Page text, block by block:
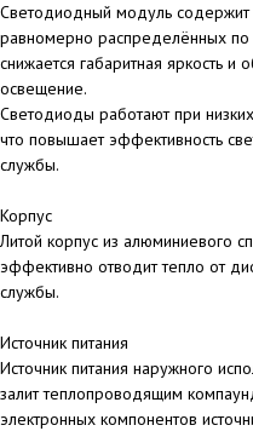
Светодиодный модуль содержит
равномерно распределённых по
снижается габаритная яркость и
освещение.
Светодиоды работают при
что повышает эффективность
службы.
Корпус
Литой корпус из алюминиевого
эффективно отводит тепло от
службы.
Источник питания
Источник питания наружного
залит теплопроводящим
электронных компонентов